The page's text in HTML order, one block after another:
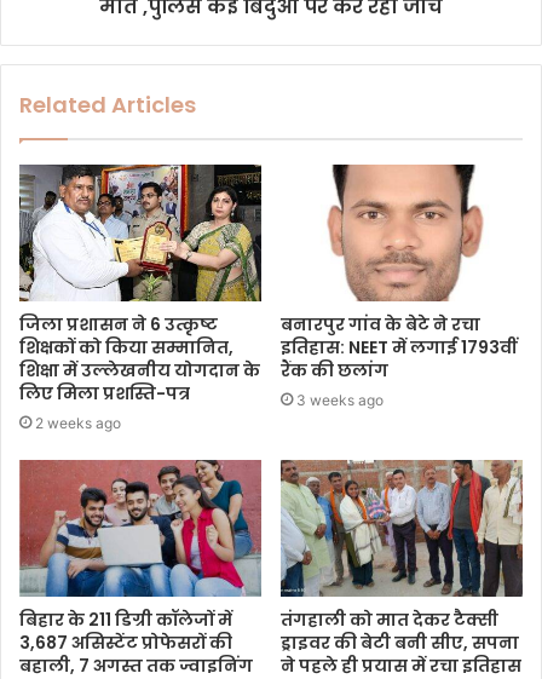
मौत ,पुलिस कई बिंदुओं पर कर रही जांच
Related Articles
जिला प्रशासन ने 6 उत्कृष्ट
शिक्षकों को किया सम्मानित,
शिक्षा में उल्लेखनीय योगदान के
लिए मिला प्रशस्ति-पत्र
2 weeks ago
बनारपुर गांव के बेटे ने रचा
इतिहास: NEET में लगाई 1793वीं
रैंक की छलांग
3 weeks ago
बिहार के 211 डिग्री कॉलेजों में
3,687 असिस्टेंट प्रोफेसरों की
बहाली, 7 अगस्त तक ज्वाइनिंग
तंगहाली को मात देकर टैक्सी
ड्राइवर की बेटी बनी सीए, सपना
ने पहले ही प्रयास में रचा इतिहास